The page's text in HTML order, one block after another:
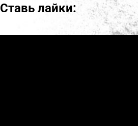
Ставь лайки: